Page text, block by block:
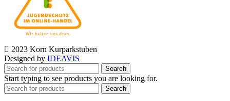
2023 Korn Kurparkstuben
Designed by IDEAVIS
Search
Start typing to see products you are looking for.
Search